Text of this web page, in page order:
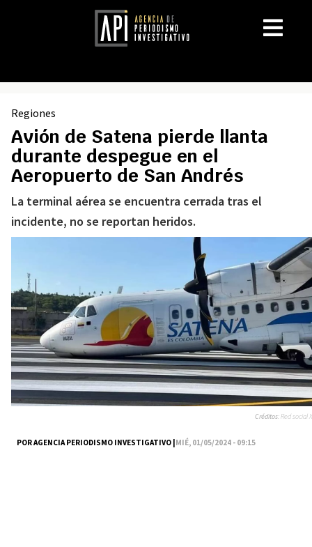
Regiones
Avión de Satena pierde llanta
durante despegue en el
Aeropuerto de San Andrés
La terminal aérea se encuentra cerrada tras el
incidente, no se reportan heridos.
POR AGENCIA PERIODISMO INVESTIGATIVO |MIÉ, 01/05/2024 - 09:15
Créditos:Red social X